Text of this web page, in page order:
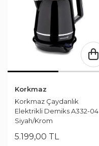
Korkmaz
Korkmaz Çaydanlık
Elektrikli Demiks A332-04
Siyah/Krom
5.199,00 TL